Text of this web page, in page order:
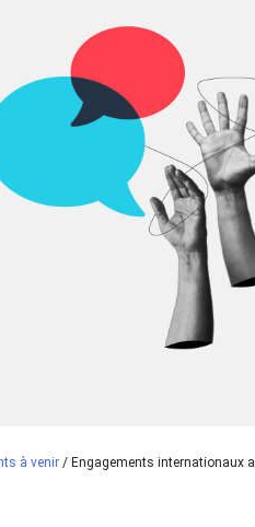
à venir / Engagements internationaux